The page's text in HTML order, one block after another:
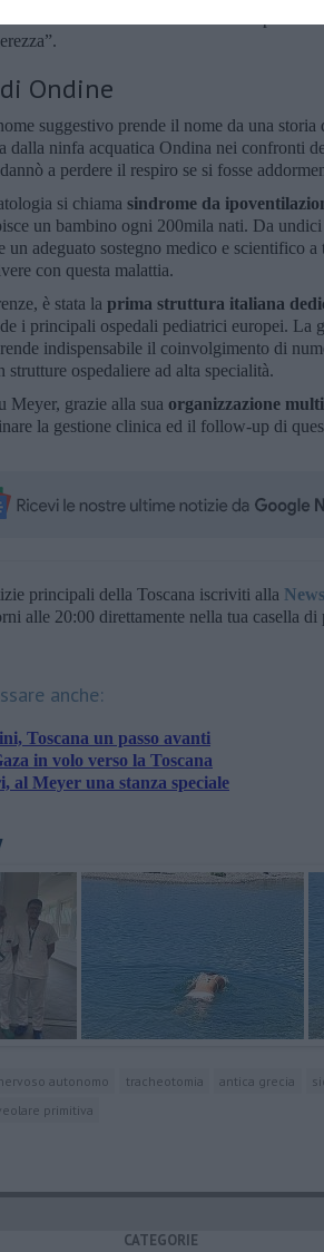
non dobbiamo fermarci davanti alla paura
Ondine
suggestivo prende il nome da una storia
dalla ninfa acquatica Ondina nei confronti
a perdere il respiro se si fosse
si chiama sindrome da
un bambino ogni 200mila nati. Da
un adeguato sostegno medico e scientifico
con questa malattia.
è stata la prima struttura italiana
i principali ospedali pediatrici europei. La
indispensabile il coinvolgimento di
strutture ospedaliere ad alta specialità.
Meyer, grazie alla sua organizzazione
la gestione clinica ed il follow-up di
principali della Toscana iscriviti alla
alle 20:00 direttamente nella tua casella di
anche:
Toscana un passo avanti
in volo verso la Toscana
al Meyer una stanza speciale
autonomo tracheotomia antica grecia
primitiva
CATEGORIE